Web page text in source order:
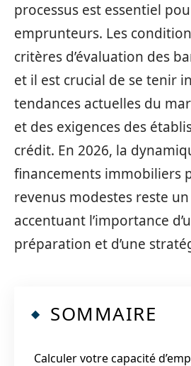
processus est essentiel
emprunteurs. Les
critères d’évaluation des
et il est crucial de se tenir
tendances actuelles du
et des exigences des
crédit. En 2026, la
financements immobiliers
revenus modestes reste un
accentuant l’importance
préparation et d’une
SOMMAIRE
Calculer votre capacité